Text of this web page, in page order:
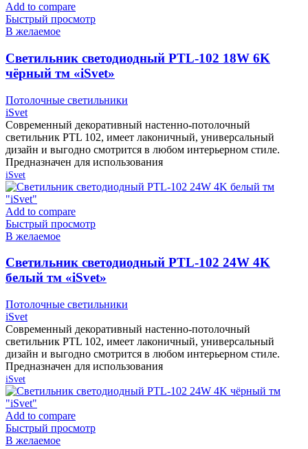
Add to compare
Быстрый просмотр
В желаемое
Cветильник светодиодный PTL-102 18W 6K
чёрный тм «iSvet»
Потолочные светильники
iSvet
Современный декоративный настенно-потолочный
светильник PTL 102, имеет лаконичный, универсальный
дизайн и выгодно смотрится в любом интерьерном стиле.
Предназначен для использования
iSvet
Add to compare
Быстрый просмотр
В желаемое
Cветильник светодиодный PTL-102 24W 4K
белый тм «iSvet»
Потолочные светильники
iSvet
Современный декоративный настенно-потолочный
светильник PTL 102, имеет лаконичный, универсальный
дизайн и выгодно смотрится в любом интерьерном стиле.
Предназначен для использования
iSvet
Add to compare
Быстрый просмотр
В желаемое